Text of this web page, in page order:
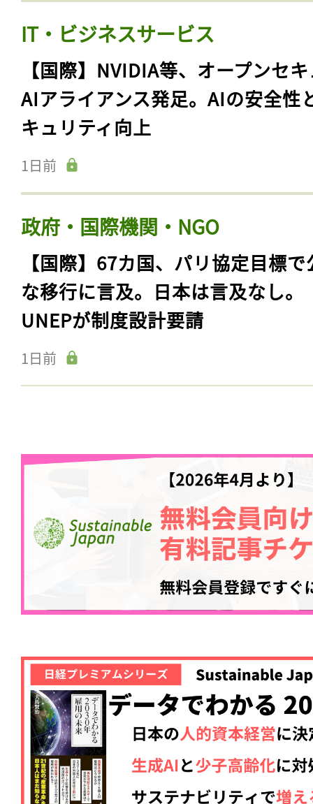
IT・ビジネスサービス
【国際】NVIDIA等、オープンセ
AIアライアンス発足。AIの安全性
キュリティ向上
1日前
政府・国際機関・NGO
【国際】67カ国、パリ協定目標で
な移行に言及。日本は言及なし。
UNEPが制度設計要請
1日前